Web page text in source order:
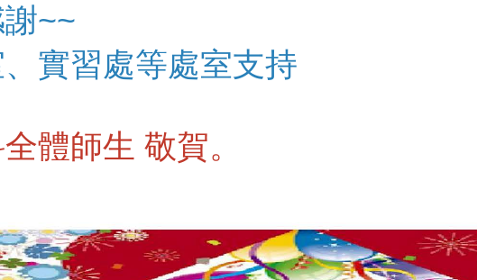
~~
實習處等處室支持
體師生 敬賀。